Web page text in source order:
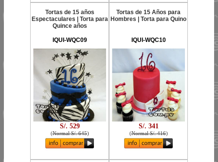
Tortas de 15 años
Espectaculares | Torta para
Quince años
IQUI-WQC09
S/. 529
(Normal S/. 645)
Tortas de 15 Años para
Hombres | Torta para Quino
IQUI-WQC10
S/. 341
(Normal S/. 416)